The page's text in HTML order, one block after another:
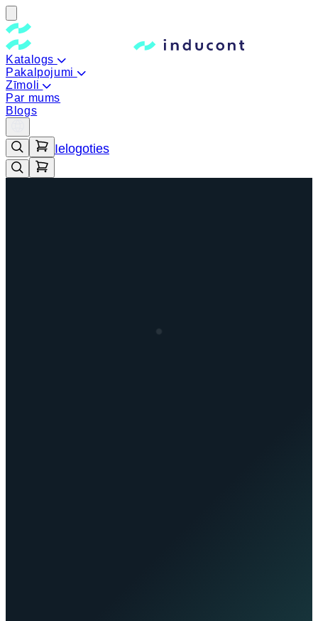
Katalogs
Pakalpojumi
Zīmoli
Par mums
Blogs
Ielogoties